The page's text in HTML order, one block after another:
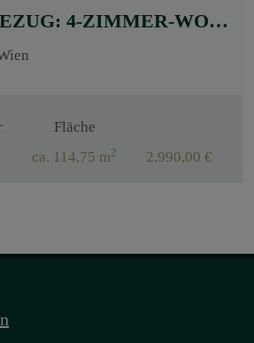
ERSTBEZUG: 4-ZIMMER-WOHNUNG MIT HOCHWERTIGER EINBAUKÜCHE UND SÜDTERRASSE!
Fläche
ca. 114,75 m2 2.990,00 €